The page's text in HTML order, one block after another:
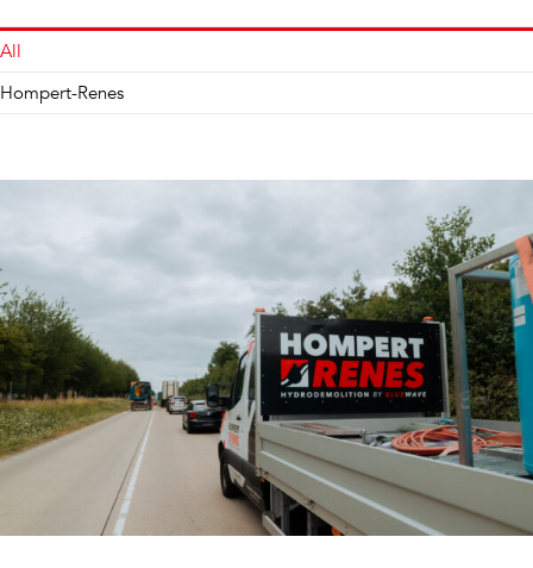
All
Hompert-Renes